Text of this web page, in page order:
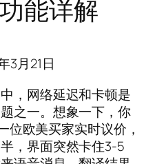
能详解
3月21日
，网络延迟和卡顿是
之一。想象一下，你
位欧美买家实时议价，
，界面突然卡住3-5